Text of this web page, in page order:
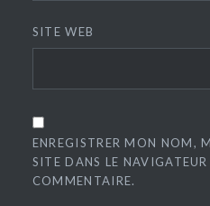
SITE WEB
ENREGISTRER MON NOM,
SITE DANS LE
COMMENTAIRE.